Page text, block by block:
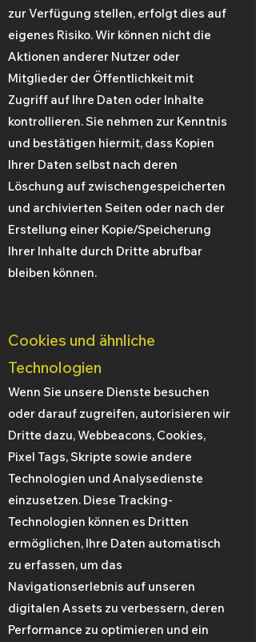
zur Verfügung stellen, erfolgt dies auf
eigenes Risiko. Wir können nicht die
Aktionen anderer Nutzer oder
Mitglieder der Öffentlichkeit mit
Zugriff auf Ihre Daten oder Inhalte
kontrollieren. Sie nehmen zur Kenntnis
und bestätigen hiermit, dass Kopien
Ihrer Daten selbst nach deren
Löschung auf zwischengespeicherten
und archivierten Seiten oder nach der
Erstellung einer Kopie/Speicherung
Ihrer Inhalte durch Dritte abrufbar
bleiben können.
Cookies und ähnliche
Technologien
Wenn Sie unsere Dienste besuchen
oder darauf zugreifen, autorisieren wir
Dritte dazu, Webbeacons, Cookies,
Pixel Tags, Skripte sowie andere
Technologien und Analysedienste
einzusetzen. Diese Tracking-
Technologien können es Dritten
ermöglichen, Ihre Daten automatisch
zu erfassen, um das
Navigationserlebnis auf unseren
digitalen Assets zu verbessern, deren
Performance zu optimieren und ein